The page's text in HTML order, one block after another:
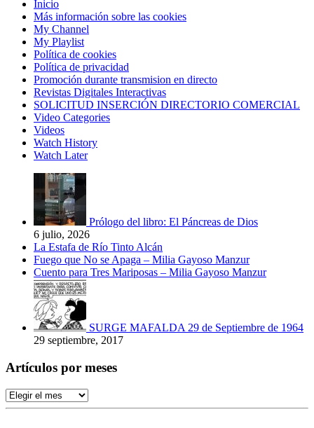
Inicio
Más información sobre las cookies
My Channel
My Playlist
Política de cookies
Política de privacidad
Promoción durante transmision en directo
Revistas Digitales Interactivas
SOLICITUD INSERCIÓN DIRECTORIO COMERCIAL
Video Categories
Videos
Watch History
Watch Later
Prólogo del libro: El Páncreas de Dios
6 julio, 2026
La Estafa de Río Tinto Alcán
Fuego que No se Apaga – Milia Gayoso Manzur
Cuento para Tres Mariposas – Milia Gayoso Manzur
SURGE MAFALDA 29 de Septiembre de 1964
29 septiembre, 2017
Artículos por meses
Artículos
por